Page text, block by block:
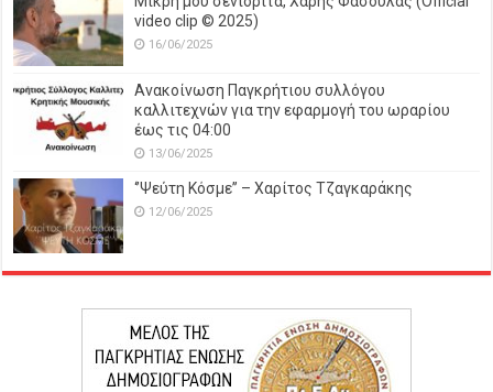
video clip © 2025)
16/06/2025
Ανακοίνωση Παγκρήτιου συλλόγου
καλλιτεχνών για την εφαρμογή του ωραρίου
έως τις 04:00
13/06/2025
‘’Ψεύτη Κόσμε’’ – Χαρίτος Τζαγκαράκης
12/06/2025